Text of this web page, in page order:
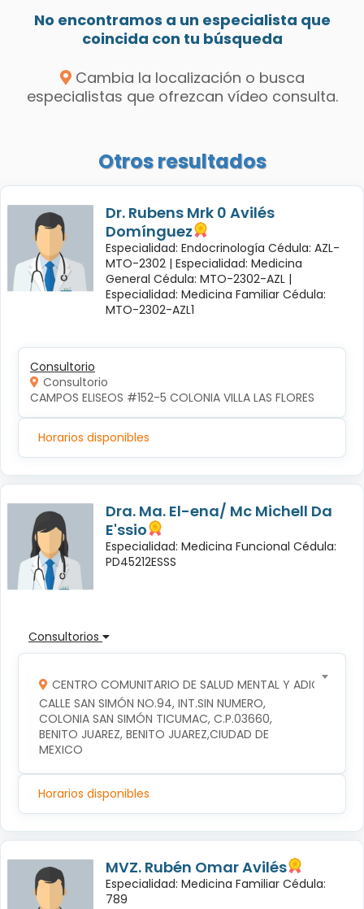
No encontramos a un especialista que
coincida con tu búsqueda
Cambia la localización o busca
especialistas que ofrezcan vídeo consulta.
Otros resultados
Dr. Rubens Mrk 0 Avilés
Domínguez
Especialidad: Endocrinología Cédula: AZL-
MTO-2302 | Especialidad: Medicina
General Cédula: MTO-2302-AZL |
Especialidad: Medicina Familiar Cédula:
MTO-2302-AZL1
Consultorio
Consultorio
CAMPOS ELISEOS #152-5 COLONIA VILLA LAS FLORES
Horarios disponibles
Dra. Ma. El-ena/ Mc Michell Da
E'ssio
Especialidad: Medicina Funcional Cédula:
PD45212ESSS
Consultorios
CENTRO COMUNITARIO DE SALUD MENTAL Y ADICCIONES
CALLE SAN SIMÓN NO.94, INT.SIN NUMERO,
COLONIA SAN SIMÓN TICUMAC, C.P.03660,
BENITO JUAREZ, BENITO JUAREZ,CIUDAD DE
MEXICO
Horarios disponibles
MVZ. Rubén Omar Avilés
Especialidad: Medicina Familiar Cédula:
789